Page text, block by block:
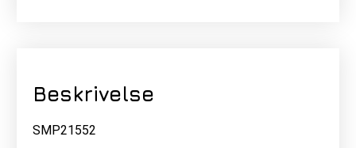
Beskrivelse
SMP21552